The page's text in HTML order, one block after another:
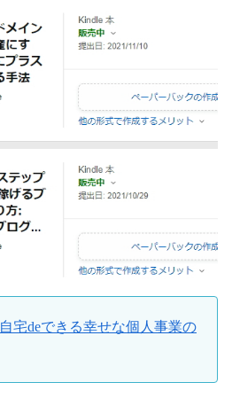
自宅deできる幸せな個人事業の